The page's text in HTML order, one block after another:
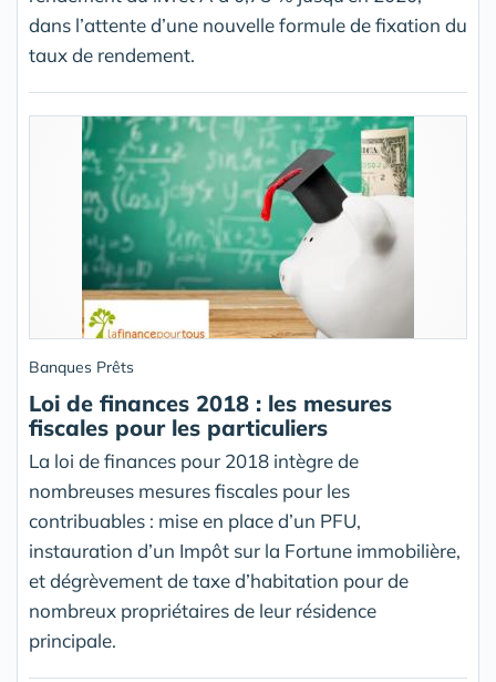
dans l’attente d’une nouvelle formule de fixation du
taux de rendement.
Banques Prêts
Loi de finances 2018 : les mesures
fiscales pour les particuliers
La loi de finances pour 2018 intègre de
nombreuses mesures fiscales pour les
contribuables : mise en place d’un PFU,
instauration d’un Impôt sur la Fortune immobilière,
et dégrèvement de taxe d’habitation pour de
nombreux propriétaires de leur résidence
principale.